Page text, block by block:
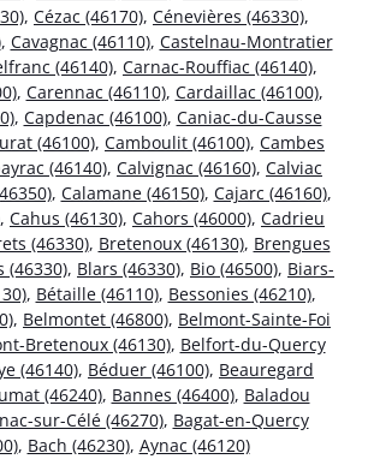
, Cézac (46170), Cénevières (46330),
, Cavagnac (46110), Castelnau-Montratier
(46140), Carnac-Rouffiac (46140),
, Carennac (46110), Cardaillac (46100),
, Capdenac (46100), Caniac-du-Causse
(46100), Camboulit (46100), Cambes
(46140), Calvignac (46160), Calviac
, Calamane (46150), Cajarc (46160),
, Cahus (46130), Cahors (46000), Cadrieu
(46330), Bretenoux (46130), Brengues
(46330), Blars (46330), Bio (46500), Biars-
, Bétaille (46110), Bessonies (46210),
, Belmontet (46800), Belmont-Sainte-Foi
Bretenoux (46130), Belfort-du-Quercy
(46140), Béduer (46100), Beauregard
(46240), Bannes (46400), Baladou
sur-Célé (46270), Bagat-en-Quercy
, Bach (46230), Aynac (46120)